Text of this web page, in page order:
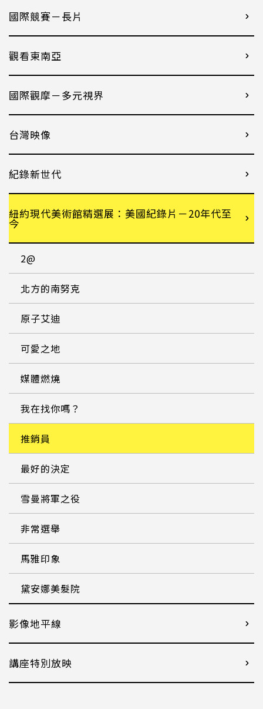
國際競賽－長片
觀看東南亞
國際觀摩－多元視界
台灣映像
紀錄新世代
紐約現代美術館精選展：美國紀錄片－20年代至
今
2@
北方的南努克
原子艾迪
可愛之地
媒體燃燒
我在找你嗎？
推銷員
最好的決定
雪曼將軍之役
非常選舉
馬雅印象
黛安娜美髮院
影像地平線
講座特別放映